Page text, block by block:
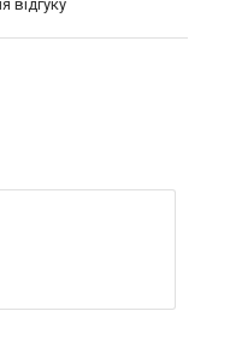
відгуку